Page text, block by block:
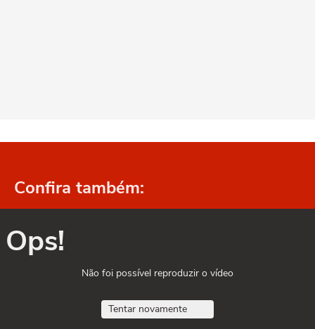
Confira também:
Ops!
Não foi possível reproduzir o vídeo
Tentar novamente